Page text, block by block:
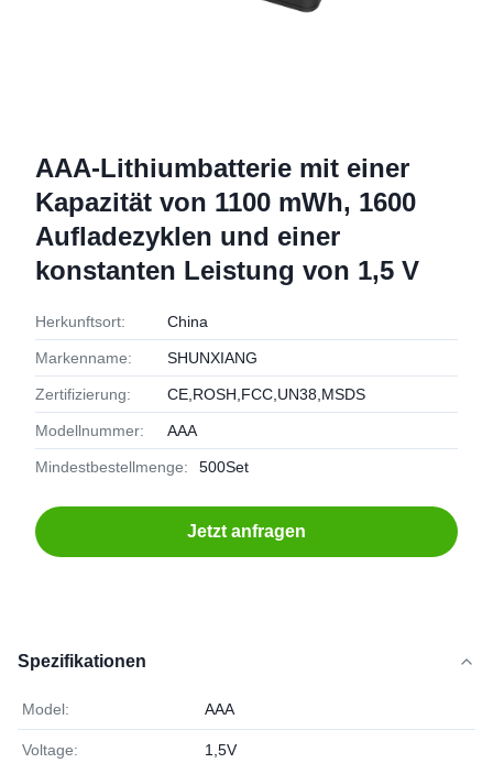
AAA-Lithiumbatterie mit einer
Kapazität von 1100 mWh, 1600
Aufladezyklen und einer
konstanten Leistung von 1,5 V
Herkunftsort: China
Markenname: SHUNXIANG
Zertifizierung: CE,ROSH,FCC,UN38,MSDS
Modellnummer: AAA
Mindestbestellmenge: 500Set
Jetzt anfragen
Spezifikationen
Model: AAA
Voltage: 1,5V